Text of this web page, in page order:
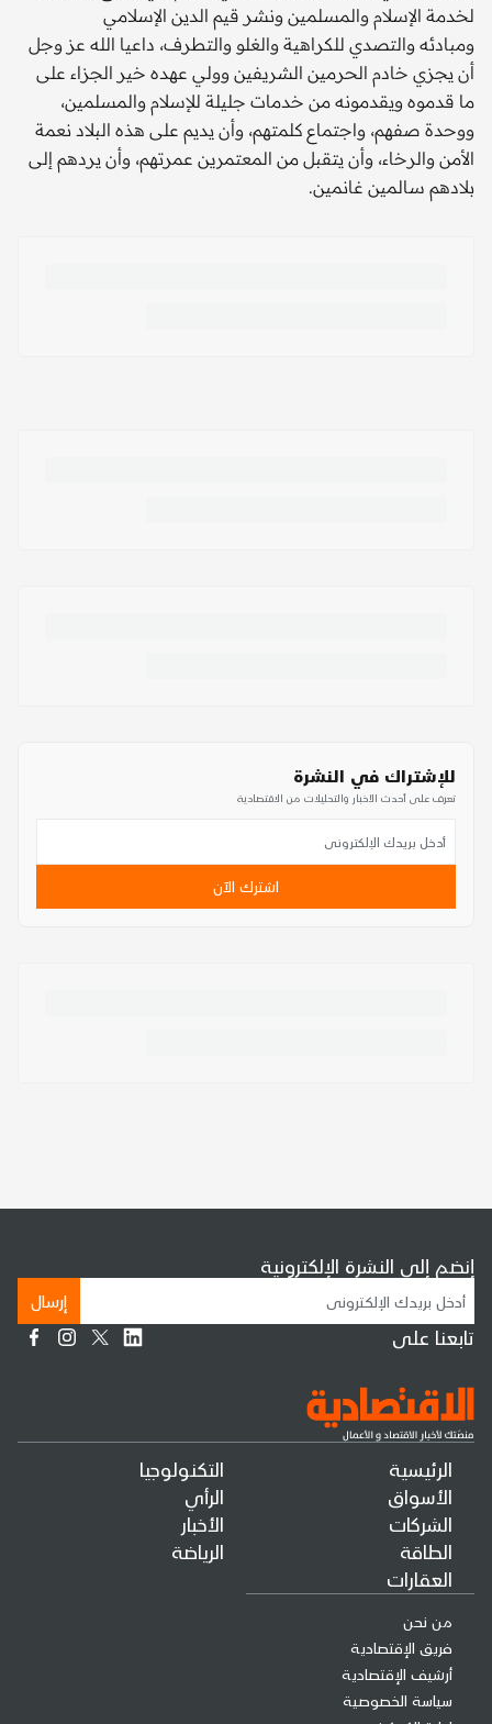
لخدمة الإسلام والمسلمين ونشر قيم الدين الإسلامي
ومبادئه والتصدي للكراهية والغلو والتطرف، داعيا الله عز وجل
أن يجزي خادم الحرمين الشريفين وولي عهده خير الجزاء على
ما قدموه ويقدمونه من خدمات جليلة للإسلام والمسلمين،
ووحدة صفهم، واجتماع كلمتهم، وأن يديم على هذه البلاد نعمة
الأمن والرخاء، وأن يتقبل من المعتمرين عمرتهم، وأن يردهم إلى
بلادهم سالمين غانمين.
للإشتراك في النشرة
تعرف على أحدث الأخبار والتحليلات من الاقتصادية
اشترك الآن
الرئيسية
الأسواق
الشركات
الطاقة
العقارات
التكنولوجيا
الرأي
الأخبار
الرياضة
من نحن
فريق الإقتصادية
أرشيف الإقتصادية
سياسة الخصوصية
إنضم إلى النشرة الإلكترونية
إرسال
تابعنا على